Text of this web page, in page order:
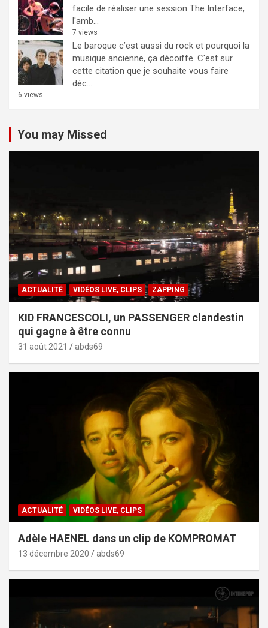
facile de réaliser une session The Interface,
l'amb...
7 views
Le baroque c’est aussi du rock et pourquoi la
musique ancienne, ça décoiffe. C'est sur
cette citation que je souhaite vous faire
déc...
6 views
You may Missed
ACTUALITÉ VIDÉOS LIVE, CLIPS ZAPPING
KID FRANCESCOLI, un PASSENGER clandestin
qui gagne à être connu
31 août 2021 abds69
ACTUALITÉ VIDÉOS LIVE, CLIPS
Adèle HAENEL dans un clip de KOMPROMAT
13 décembre 2020 abds69